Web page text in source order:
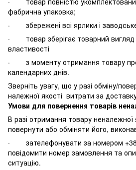
фабрична упаковка;
· збережені всі ярлики і
· товар зберігає товарний вигляд
властивості
· з моменту отримання товару
календарних днів.
Зверніть увагу, що у разі обміну/
належної якості витрати за
Умови для повернення товарів
В разі отримання товару неналежної
повернути або обміняти його,
· зателефонувати за номером
повідомити номер замовлення та
ситуацію.